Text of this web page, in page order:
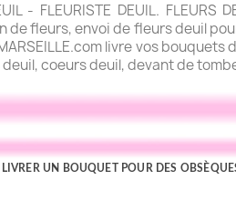
- FLEURISTE DEUIL.
fleurs, envoi de fleurs deuil
livre vos
coeurs deuil, devant de
LIVRER UN BOUQUET POUR DES